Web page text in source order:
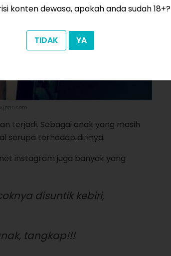
terjadi. Sebagai anak yang masih
serupa terhadap dirinya.
instagram juga banyak yang
disuntik kebiri,
tangkap!!!
konten dewasa, apakah anda sudah 18+?
TIDAK YA